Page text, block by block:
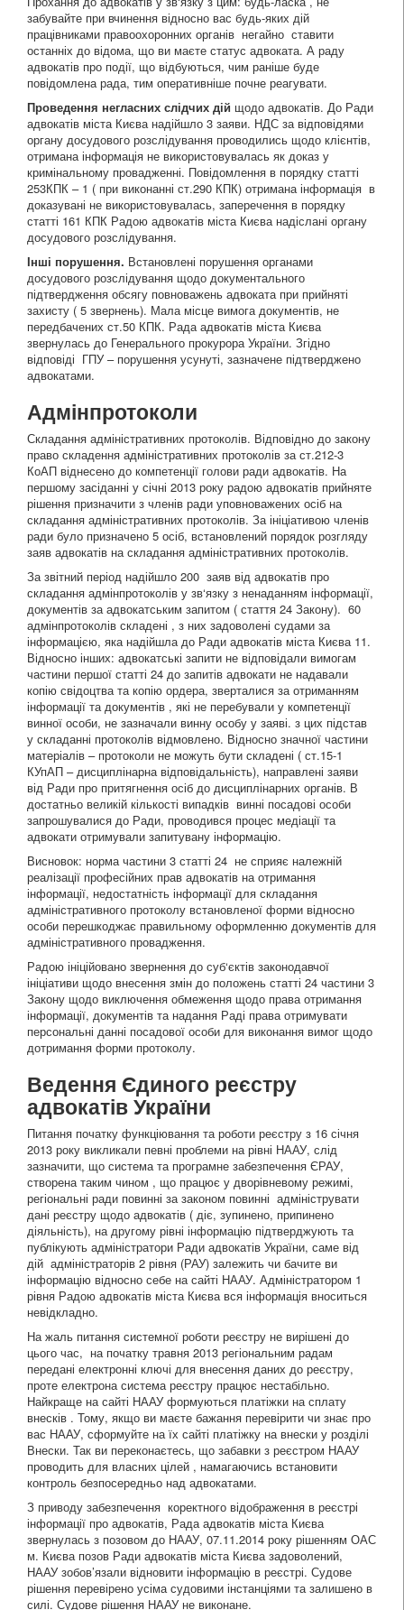
забувайте при вчинення відносно вас будь-яких дій
працівниками правоохоронних органів негайно ставити
останніх до відома, що ви маєте статус адвоката. А раду
адвокатів про події, що відбуються, чим раніше буде
повідомлена рада, тим оперативніше почне реагувати.
Проведення негласних слідчих дій щодо адвокатів. До Ради
адвокатів міста Києва надійшло 3 заяви. НДС за відповідями
органу досудового розслідування проводились щодо клієнтів,
отримана інформація не використовувалась як доказ у
кримінальному провадженні. Повідомлення в порядку статті
253КПК – 1 ( при виконанні ст.290 КПК) отримана інформація в
доказувані не використовувалась, заперечення в порядку
статті 161 КПК Радою адвокатів міста Києва надіслані органу
досудового розслідування.
Інші порушення. Встановлені порушення органами
досудового розслідування щодо документального
підтвердження обсягу повноважень адвоката при прийняті
захисту ( 5 звернень). Мала місце вимога документів, не
передбачених ст.50 КПК. Рада адвокатів міста Києва
звернулась до Генерального прокурора України. Згідно
відповіді ГПУ – порушення усунуті, зазначене підтверджено
адвокатами.
Адмінпротоколи
Складання адміністративних протоколів. Відповідно до закону
право складення адміністративних протоколів за ст.212-3
КоАП віднесено до компетенції голови ради адвокатів. На
першому засіданні у січні 2013 року радою адвокатів прийняте
рішення призначити з членів ради уповноважених осіб на
складання адміністративних протоколів. За ініціативою членів
ради було призначено 5 осіб, встановлений порядок розгляду
заяв адвокатів на складання адміністративних протоколів.
За звітний період надійшло 200 заяв від адвокатів про
складання адмінпротоколів у зв‘язку з ненаданням інформації,
документів за адвокатським запитом ( стаття 24 Закону). 60
адмінпротоколів складені , з них задоволені судами за
інформацією, яка надійшла до Ради адвокатів міста Києва 11.
Відносно інших: адвокатські запити не відповідали вимогам
частини першої статті 24 до запитів адвокати не надавали
копію свідоцтва та копію ордера, зверталися за отриманням
інформації та документів , які не перебували у компетенції
винної особи, не зазначали винну особу у заяві. з цих підстав
у складанні протоколів відмовлено. Відносно значної частини
матеріалів – протоколи не можуть бути складені ( ст.15-1
КУпАП – дисциплінарна відповідальність), направлені заяви
від Ради про притягнення осіб до дисциплінарних органів. В
достатньо великій кількості випадків винні посадові особи
запрошувалися до Ради, проводився процес медіації та
адвокати отримували запитувану інформацію.
Висновок: норма частини 3 статті 24 не сприяє належній
реалізації професійних прав адвокатів на отримання
інформації, недостатність інформації для складання
адміністративного протоколу встановленої форми відносно
особи перешкоджає правильному оформленню документів для
адміністративного провадження.
Радою ініційовано звернення до суб‘єктів законодавчої
ініціативи щодо внесення змін до положень статті 24 частини 3
Закону щодо виключення обмеження щодо права отримання
інформації, документів та надання Раді права отримувати
персональні данні посадової особи для виконання вимог щодо
дотримання форми протоколу.
Ведення Єдиного реєстру
адвокатів України
Питання початку функціювання та роботи реєстру з 16 січня
2013 року викликали певні проблеми на рівні НААУ, слід
зазначити, що система та програмне забезпечення ЄРАУ,
створена таким чином , що працює у дворівневому режимі,
регіональні ради повинні за законом повинні адмініструвати
дані реєстру щодо адвокатів ( діє, зупинено, припинено
діяльність), на другому рівні інформацію підтверджують та
публікують адміністратори Ради адвокатів України, саме від
дій адміністраторів 2 рівня (РАУ) залежить чи бачите ви
інформацію відносно себе на сайті НААУ. Адміністратором 1
рівня Радою адвокатів міста Києва вся інформація вноситься
невідкладно.
На жаль питання системної роботи реєстру не вирішені до
цього час, на початку травня 2013 регіональним радам
передані електронні ключі для внесення даних до реєстру,
проте електрона система реєстру працює нестабільно.
Найкраще на сайті НААУ формуються платіжки на сплату
внесків . Тому, якщо ви маєте бажання перевірити чи знає про
вас НААУ, сформуйте на їх сайті платіжку на внески у розділі
Внески. Так ви переконаєтесь, що забавки з реєстром НААУ
проводить для власних цілей , намагаючись встановити
контроль безпосередньо над адвокатами.
З приводу забезпечення коректного відображення в реєстрі
інформації про адвокатів, Рада адвокатів міста Києва
звернулась з позовом до НААУ, 07.11.2014 року рішенням ОАС
м. Києва позов Ради адвокатів міста Києва задоволений,
НААУ зобов’язали відновити інформацію в реєстрі. Судове
рішення перевірено усіма судовими інстанціями та залишено в
силі. Судове рішення НААУ не виконане.